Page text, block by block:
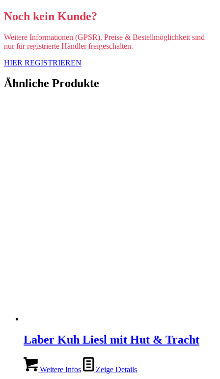
Noch kein Kunde?
Weitere Informationen (GPSR), Preise & Bestellmöglichkeit sind
nur für registrierte Händler freigeschalten.
HIER REGISTRIEREN
Ähnliche Produkte
Laber Kuh Liesl mit Hut & Tracht
Weitere Infos Zeige Details